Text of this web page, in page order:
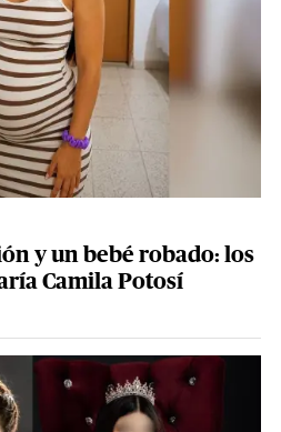
y un bebé robado: los
Camila Potosí